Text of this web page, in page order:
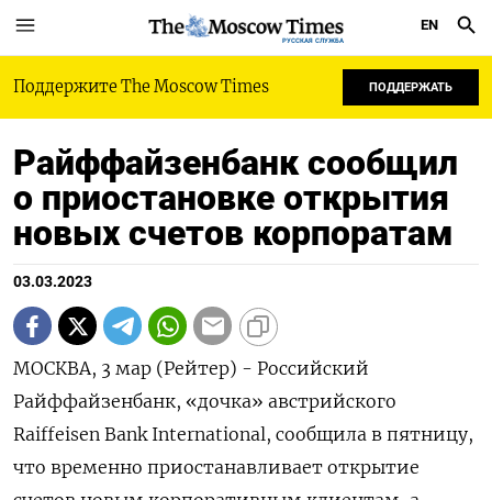
РУССКАЯ СЛУЖБА
EN
Поддержите The Moscow Times ПОДДЕРЖАТЬ
Райффайзенбанк сообщил
о приостановке открытия
новых счетов корпоратам
03.03.2023
МОСКВА, 3 мар (Рейтер) - Российский
Райффайзенбанк, «дочка» австрийского
Raiffeisen Bank International, сообщила в пятницу,
что временно приостанавливает открытие